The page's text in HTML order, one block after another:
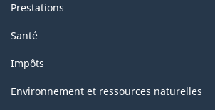
Prestations
Santé
Impôts
Environnement et ressources naturelles